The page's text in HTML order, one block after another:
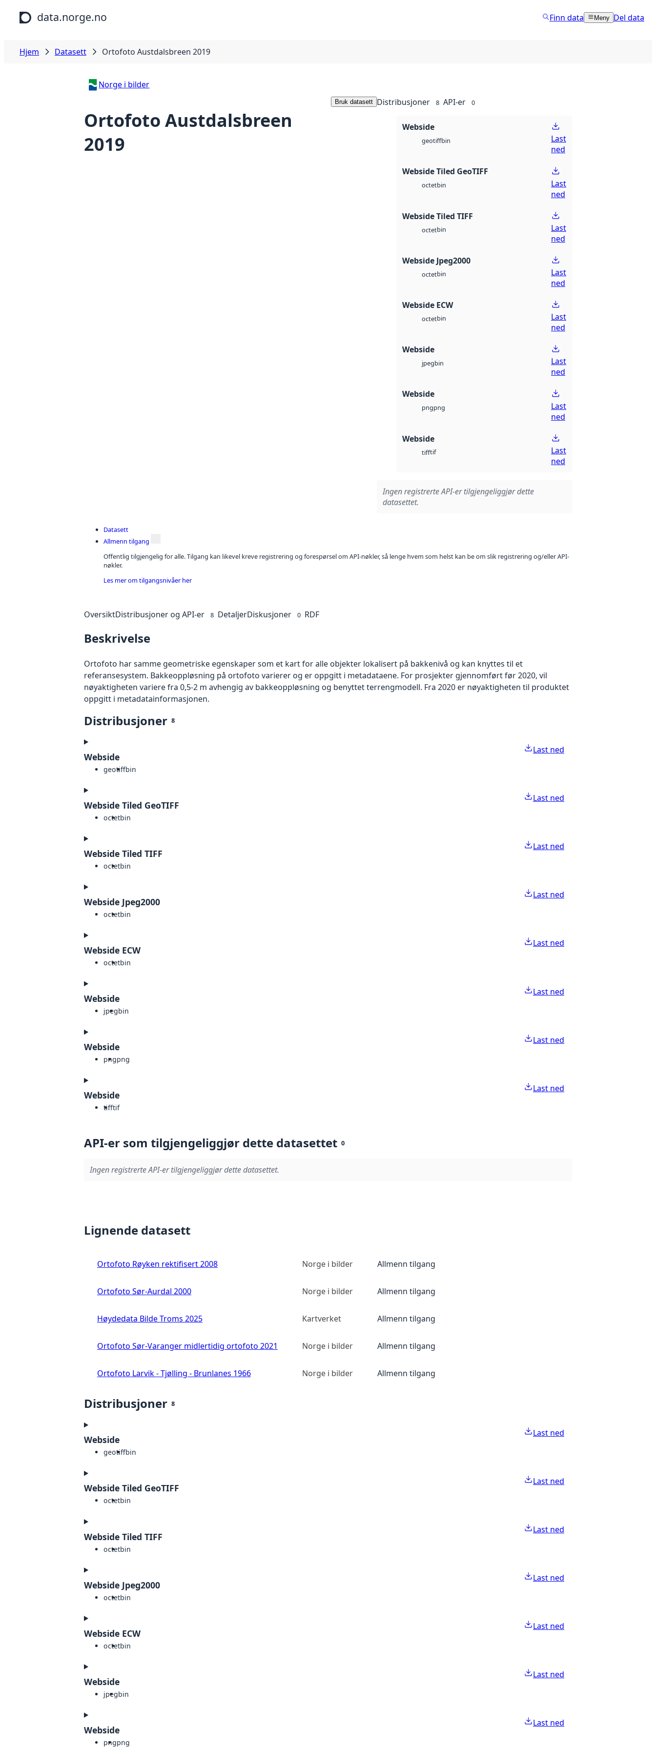
Hopp til hovedinnhold
data.norge.no Finn data Meny Del data
Hjem Datasett Ortofoto Austdalsbreen 2019
Norge i bilder
Ortofoto Austdalsbreen
2019
Bruk datasett Distribusjoner 8 API-er 0
Webside
geotiffbin
Last
ned
Webside Tiled GeoTIFF
octetbin
Last
ned
Webside Tiled TIFF
octetbin
Last
ned
Webside Jpeg2000
octetbin
Last
ned
Webside ECW
octetbin
Last
ned
Webside
jpegbin
Last
ned
Webside
pngpng
Last
ned
Webside
tifftif
Last
ned
Ingen registrerte API-er tilgjengeliggjør dette
datasettet.
Datasett
Allmenn tilgang
Offentlig tilgjengelig for alle. Tilgang kan likevel kreve registrering og forespørsel om API-nøkler, så lenge hvem som helst kan be om slik registrering og/eller API-
nøkler.
Les mer om tilgangsnivåer her
OversiktDistribusjoner og API-er 8 DetaljerDiskusjoner 0 RDF
Beskrivelse
Ortofoto har samme geometriske egenskaper som et kart for alle objekter lokalisert på bakkenivå og kan knyttes til et
referansesystem. Bakkeoppløsning på ortofoto varierer og er oppgitt i metadataene. For prosjekter gjennomført før 2020, vil
nøyaktigheten variere fra 0,5-2 m avhengig av bakkeoppløsning og benyttet terrengmodell. Fra 2020 er nøyaktigheten til produktet
oppgitt i metadatainformasjonen.
Distribusjoner 8
Webside
geotiffbin
Last ned
Webside Tiled GeoTIFF
octetbin
Last ned
Webside Tiled TIFF
octetbin
Last ned
Webside Jpeg2000
octetbin
Last ned
Webside ECW
octetbin
Last ned
Webside
jpegbin
Last ned
Webside
pngpng
Last ned
Webside
tifftif
Last ned
API-er som tilgjengeliggjør dette datasettet 0
Ingen registrerte API-er tilgjengeliggjør dette datasettet.
Lignende datasett
Ortofoto Røyken rektifisert 2008 Norge i bilder Allmenn tilgang
Ortofoto Sør-Aurdal 2000 Norge i bilder Allmenn tilgang
Høydedata Bilde Troms 2025 Kartverket Allmenn tilgang
Ortofoto Sør-Varanger midlertidig ortofoto 2021 Norge i bilder Allmenn tilgang
Ortofoto Larvik - Tjølling - Brunlanes 1966 Norge i bilder Allmenn tilgang
Distribusjoner 8
Webside
geotiffbin
Last ned
Webside Tiled GeoTIFF
octetbin
Last ned
Webside Tiled TIFF
octetbin
Last ned
Webside Jpeg2000
octetbin
Last ned
Webside ECW
octetbin
Last ned
Webside
jpegbin
Last ned
Webside
pngpng
Last ned